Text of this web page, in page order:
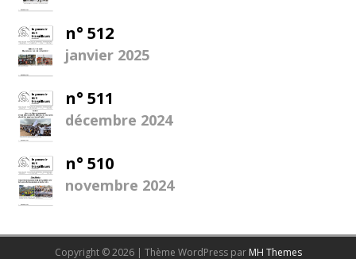
n° 512
janvier 2025
n° 511
décembre 2024
n° 510
novembre 2024
Copyright © 2026 | Thème WordPress par MH Themes